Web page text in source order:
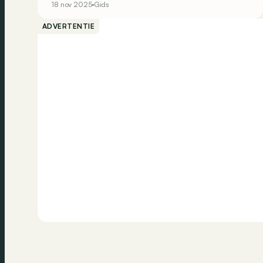
nog kunt vinden om de winter te trotseren.
18 nov 2025 Gids
ADVERTENTIE